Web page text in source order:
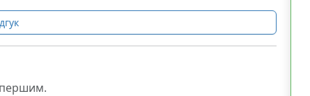
першим.